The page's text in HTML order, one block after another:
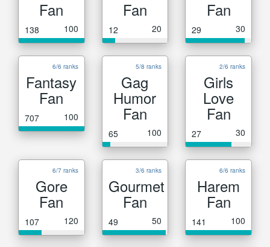
Fan
138 100
Fan
12 20
Fan
29 30
6/6 ranks
Fantasy
Fan
707 100
5/8 ranks
Gag
Humor
Fan
65 100
2/6 ranks
Girls
Love
Fan
27 30
6/7 ranks
Gore
Fan
107 120
3/6 ranks
Gourmet
Fan
49 50
6/6 ranks
Harem
Fan
141 100